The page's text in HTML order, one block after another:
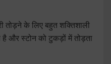
तोड़ने के लिए बहुत शक्तिशाली
है और स्टोन को टुकड़ों में तोड़ता